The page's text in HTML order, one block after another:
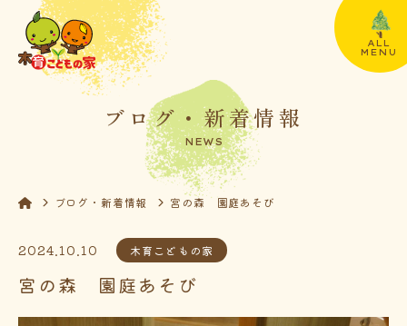
ALL
MENU
ブログ・新着情報
NEWS
ブログ・新着情報 宮の森 園庭あそび
2024.10.10 木育こどもの家
宮の森 園庭あそび